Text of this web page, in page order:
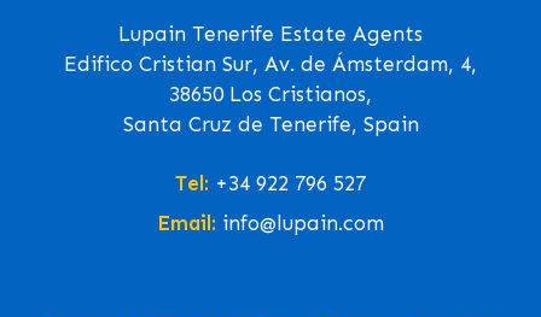
Lupain Tenerife Estate Agents
Edifico Cristian Sur, Av. de Ámsterdam, 4,
38650 Los Cristianos,
Santa Cruz de Tenerife, Spain
Tel: +34 922 796 527
Email: info@lupain.com